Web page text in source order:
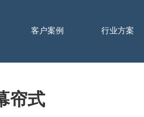
客户案例 行业方案
帘式